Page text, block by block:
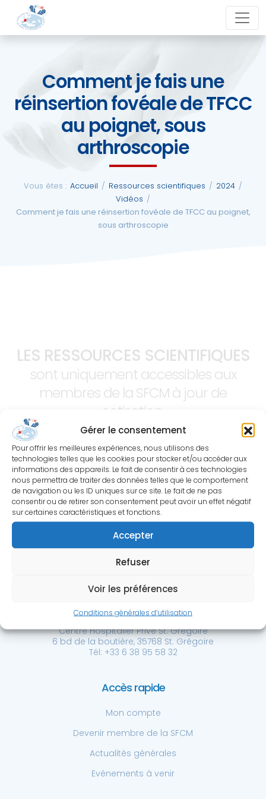
Gérer le consentement
Pour offrir les meilleures expériences, nous utilisons des
technologies telles que les cookies pour stocker et/ou accéder aux
informations des appareils. Le fait de consentir à ces technologies
nous permettra de traiter des données telles que le comportement
de navigation ou les ID uniques sur ce site. Le fait de ne pas
consentir ou de retirer son consentement peut avoir un effet négatif
sur certaines caractéristiques et fonctions.
Accepter
Refuser
Voir les préférences
Conditions générales d’utilisation
Comment je fais une
réinsertion fovéale de TFCC
au poignet, sous
arthroscopie
Vous êtes : Accueil / Ressources scientifiques / 2024 /
Vidéos /
Comment je fais une réinsertion fovéale de TFCC au poignet,
sous arthroscopie
LES RESSOURCES SCIENTIFIQUES
sont uniquement accessibles aux
membres de la SFCM à jour de
cotisation.
Chirurgie de la Main
Centre Hospitalier Privé St. Grégoire
6 bd de la boutière, 35768 St. Grégoire
Tél: +33 6 38 95 58 32
Accès rapide
Mon compte
Devenir membre de la SFCM
Actualités générales
Evénements à venir
close
La
SFCM
Actualités
Formations